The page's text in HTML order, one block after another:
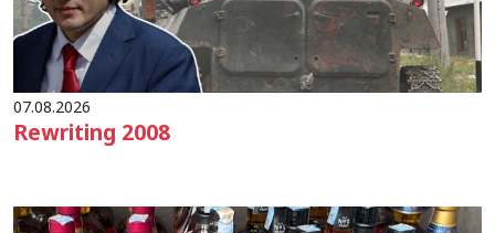
07.08.2026
Rewriting 2008